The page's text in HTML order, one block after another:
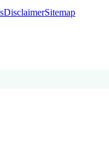
DisclaimerSitemap